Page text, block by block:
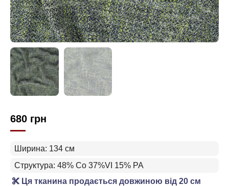
680 грн
Ширина: 134 см
Структура: 48% Сo 37%VI 15% PA
Ця тканина продається довжиною від 20 см